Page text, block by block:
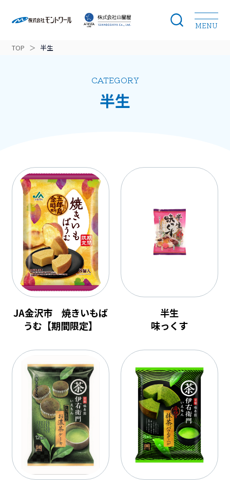
MENU
モントワールのこだわり
ニュース
会社案内
お客様相談センター
TOP ＞ 半生
CATEGORY
半生
JA金沢市 焼きいもば
うむ【期間限定】
半生
味っくす